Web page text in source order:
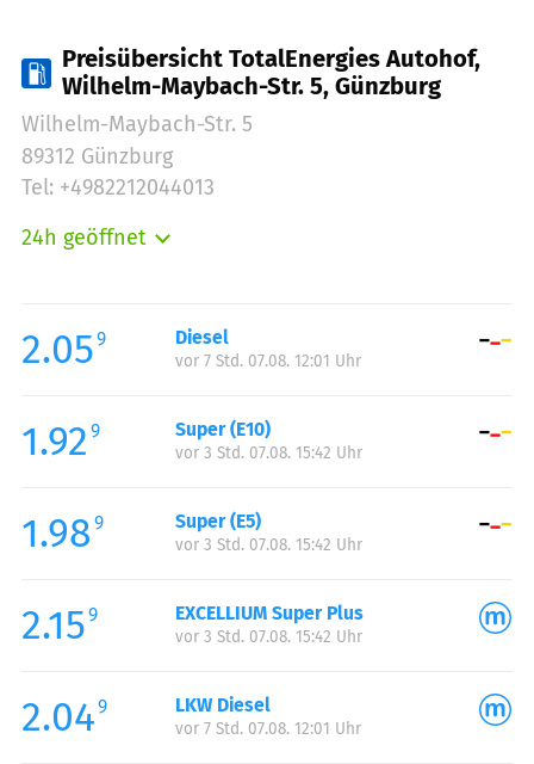
Preisübersicht TotalEnergies Autohof,
Wilhelm-Maybach-Str. 5, Günzburg
Wilhelm-Maybach-Str. 5
89312 Günzburg
Tel: +4982212044013
24h geöffnet
Mittwoch:
00:00-24:00
Donnerstag:
Samstag:
00:00-24:00
Sonntag:
2.059 Diesel
vor 7 Std. 07.08. 12:01 Uhr
1.92 9 Super (E10)
vor 3 Std. 07.08. 15:42 Uhr
1.98 9 Super (E5)
vor 3 Std. 07.08. 15:42 Uhr
2.159 EXCELLIUM Super Plus
vor 3 Std. 07.08. 15:42 Uhr
2.049 LKW Diesel
vor 7 Std. 07.08. 12:01 Uhr